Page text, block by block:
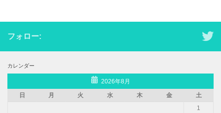
フォロー:
カレンダー
2026年8月
日
月 火 水 木 金
土
1